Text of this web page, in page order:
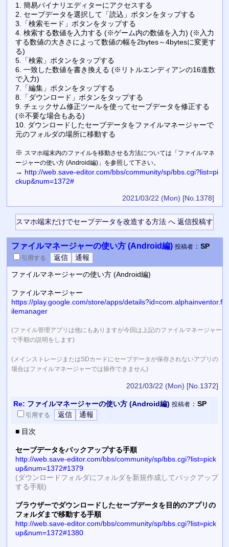
1. 簡易バイナリエディターにアクセスする
2. セーブデータを選択して「読込」ボタンをタップする
3.「検索モード」ボタンをタップする
4. 検索する数値を入力する (※ゲーム内の数値を入力) (※入力
する数値の大きさによって数値の幅を2bytes～4bytesに変更す
る)
5.「検索」ボタンをタップする
6. 一致した数値を書き換える (※リトルエンディアンの16進数
で入力)
7.「編集」ボタンをタップする
8.「ダウンロード」ボタンをタップする
9. チェックサム修正ツールを使ってセーブデータを修正する
(※不要な場合もある)
10. ダウンロードしたセーブデータをファイルマネージャーで
元のフォルダの場所に移動する
※
スマホ端末内のファイルを移動させる方法については「ファイルマネ
ージャーの使い方 (Android編)」を参照して下さい。
→ http://web.save-editor.com/bbs/community/sp/bbs.cgi?list=pi
ckup&num=1372#
2021/03/22 (Mon) [No.1378]
ファイルマネージャーの使い方 (Android編) 投稿者： SP
引用する
ファイルマネージャーの使い方 (Android編)
ファイルマネージャー
https://play.google.com/store/apps/details?id=com.alphainventor.f
ilemanager
(ファイル管理アプリは他にもありますが今回は上記のファイルマネージャー
で手順の説明をします)
(メインストレージまたはSDカードにセーブデータが保存されないアプリの
場合はファイルマネージャーでは操作できません)
2021/03/22 (Mon) [No.1372]
Re: ファイルマネージャーの使い方 (Android編) 投稿者： SP
引用する
■ 目次
セーブデータをバックアップする手順
http://web.save-editor.com/bbs/community/sp/bbs.cgi?list=pick
up&num=1372#1379
(ダウンロードフォルダにフォルダを新規作成してバックアップ
する手順)
ブラウザーでダウンロードしたセーブデータを目的のアプリの
フォルダまで移動する手順
http://web.save-editor.com/bbs/community/sp/bbs.cgi?list=pick
up&num=1372#1380